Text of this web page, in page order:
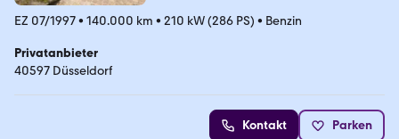
EZ 07/1997• 140.000 km • 210 kW (286 PS) • Benzin
Privatanbieter
40597 Düsseldorf
Kontakt Parken